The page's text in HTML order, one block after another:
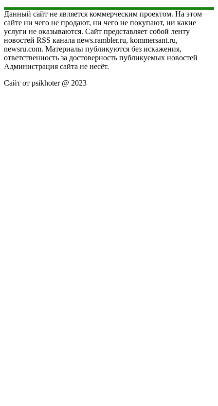
Данный сайт не является коммерческим проектом. На этом
сайте ни чего не продают, ни чего не покупают, ни какие
услуги не оказываются. Сайт представляет собой ленту
новостей RSS канала news.rambler.ru, kommersant.ru,
newsru.com. Материалы публикуются без искажения,
ответственность за достоверность публикуемых новостей
Администрация сайта не несёт.
Сайт от psikhoter @ 2023